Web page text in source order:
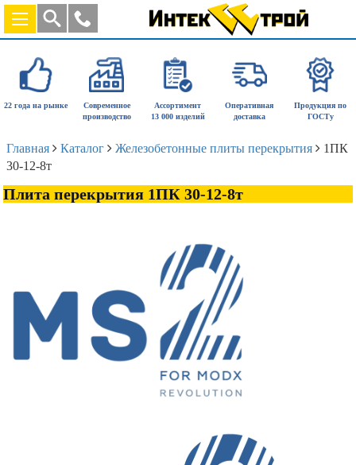
22 года на рынке
Современное
производство
Ассортимент
13 000 изделий
Оперативная
доставка
Продукция по
ГОСТу
Главная Каталог Железобетонные плиты перекрытия
1ПК
30-12-8т
Плита перекрытия 1ПК 30-12-8т